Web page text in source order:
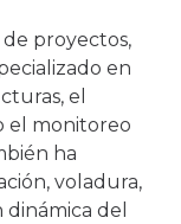
proyectos,
en
el
el monitoreo
ha
voladura,
del